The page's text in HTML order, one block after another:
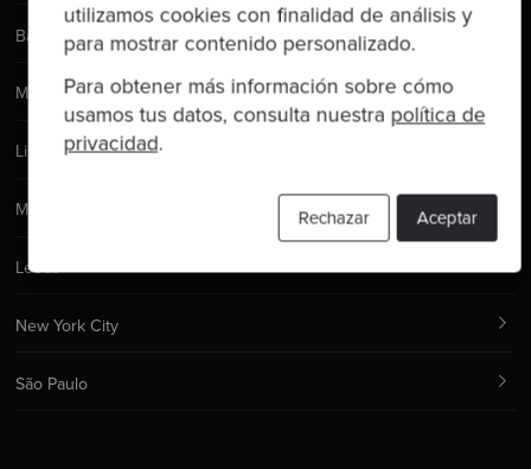
utilizamos cookies con finalidad de análisis y
para mostrar contenido personalizado.
Para obtener más información sobre cómo
usamos tus datos, consulta nuestra política de
privacidad.
Aceptar
Rechazar
Barcelona
Manchester
Lisboa
Madrid
Leeds
New York City
São Paulo